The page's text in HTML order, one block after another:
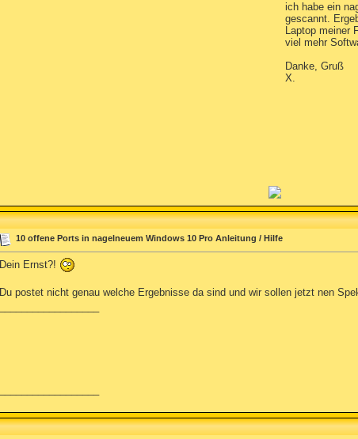
ich habe ein
gescannt.
Laptop meiner
viel mehr
Danke, Gruß
X.
10 offene Ports in nagelneuem Windows 10 Pro Anleitung / Hilfe
Dein Ernst?!
Du postet nicht genau welche Ergebnisse da sind und wir sollen jetzt nen